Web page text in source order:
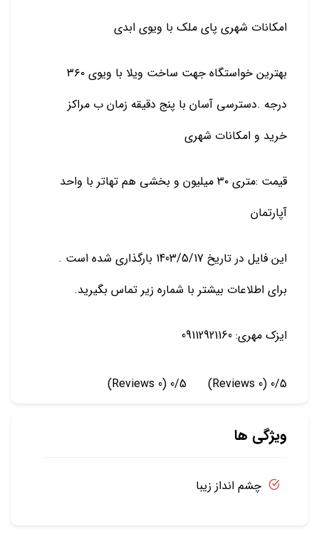
امکانات شهری پای ملک با ویوی ابدی
بهترین خواستگاه جهت ساخت ویلا با ویوی ۳۶۰
درجه .دسترسی آسان با پنج دقیقه زمان ب مراکز
خرید و امکانات شهری
قیمت :متری ۳۰ میلیون و بخشی هم تهاتر با واحد
آپارتمان
این فایل در تاریخ 1403/5/17 بارگذاری شده است .
برای اطلاعات بیشتر با شماره زیر تماس بگیرید.
ایزک مهری: 09112921160
0/5
(0 Reviews)
0/5
(0 Reviews)
ویژگی ها
چشم انداز زیبا